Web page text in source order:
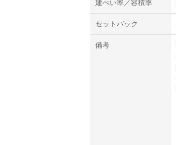
建ぺい率／容積率
セットバック
備考